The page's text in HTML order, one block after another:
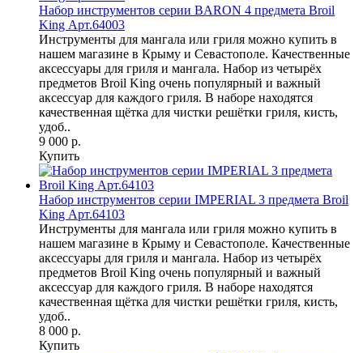
Набор инструментов серии BARON 4 предмета Broil
King Арт.64003
Инструменты для мангала или гриля можно купить в
нашем магазине в Крыму и Севастополе. Качественные
аксессуары для гриля и мангала. Набор из четырёх
предметов Broil King очень популярный и важный
аксессуар для каждого гриля. В наборе находятся
качественная щётка для чистки решётки гриля, кисть,
удоб..
9 000 р.
Купить
Набор инструментов серии IMPERIAL 3 предмета Broil
King Арт.64103
Инструменты для мангала или гриля можно купить в
нашем магазине в Крыму и Севастополе. Качественные
аксессуары для гриля и мангала. Набор из четырёх
предметов Broil King очень популярный и важный
аксессуар для каждого гриля. В наборе находятся
качественная щётка для чистки решётки гриля, кисть,
удоб..
8 000 р.
Купить